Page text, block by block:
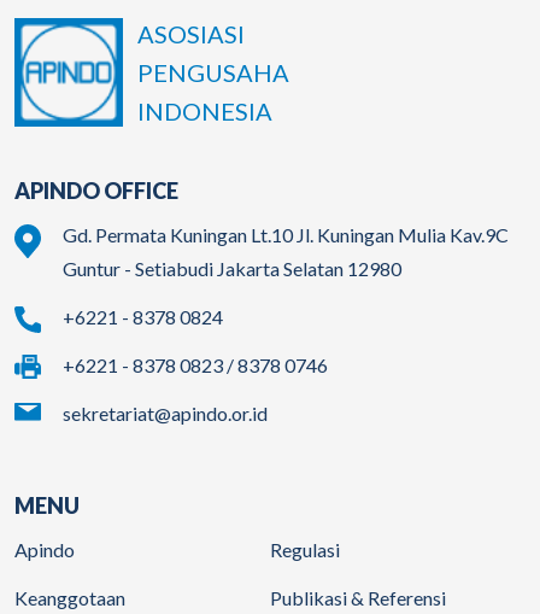
ASOSIASI
PENGUSAHA
INDONESIA
APINDO OFFICE
Gd. Permata Kuningan Lt.10 Jl. Kuningan Mulia Kav.9C
Guntur - Setiabudi Jakarta Selatan 12980
+6221 - 8378 0824
+6221 - 8378 0823 / 8378 0746
sekretariat@apindo.or.id
MENU
Apindo
Keanggotaan
Regulasi
Publikasi & Referensi